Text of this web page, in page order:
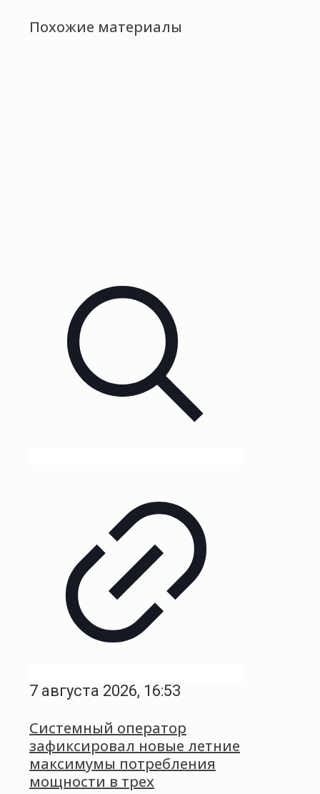
Похожие материалы
7 августа 2026, 16:53
Системный оператор
зафиксировал новые летние
максимумы потребления
мощности в трех